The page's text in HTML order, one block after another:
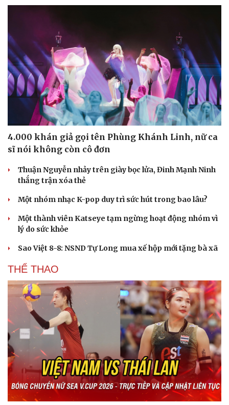
4.000 khán giả gọi tên Phùng Khánh Linh, nữ ca
sĩ nói không còn cô đơn
Thuận Nguyễn nhảy trên giày bọc lửa, Đinh Mạnh Ninh
thắng trận xóa thẻ
Một nhóm nhạc K-pop duy trì sức hút trong bao lâu?
Một thành viên Katseye tạm ngừng hoạt động nhóm vì
lý do sức khỏe
Sao Việt 8-8: NSND Tự Long mua xế hộp mới tặng bà xã
THỂ THAO